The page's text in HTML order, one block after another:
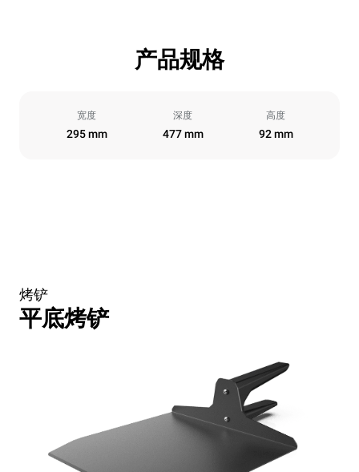
产品规格
宽度
295 mm
深度
477 mm
高度
92 mm
烤铲
平底烤铲